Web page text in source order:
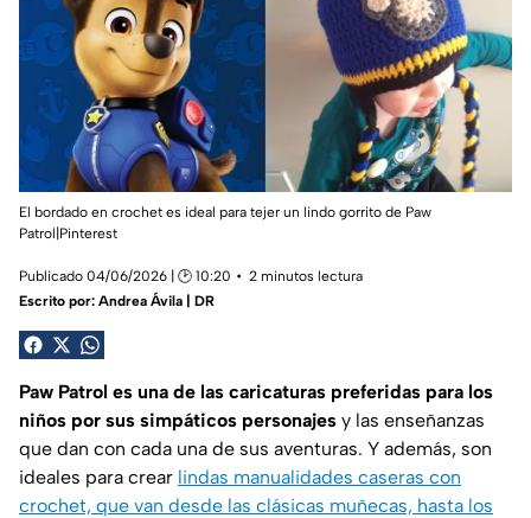
El bordado en crochet es ideal para tejer un lindo gorrito de Paw
Patrol|Pinterest
Publicado 04/06/2026 | 🕑 10:20
2 minutos lectura
Escrito por: Andrea Ávila | DR
Paw Patrol es una de las caricaturas preferidas para los
niños por sus simpáticos personajes y las enseñanzas
que dan con cada una de sus aventuras. Y además, son
ideales para crear lindas manualidades caseras con
crochet, que van desde las clásicas muñecas, hasta los